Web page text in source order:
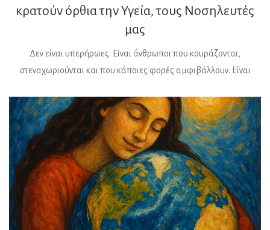
κρατούν όρθια την Υγεία, τους Νοσηλευτές
μας
Δεν είναι υπερήρωες. Είναι άνθρωποι που κουράζονται,
στεναχωριούνται και που κάποιες φορές αμφιβάλλουν. Είναι
σηκώνονται, φορούν τη στολή τους και μπαίνουν σε έναν χώρο
όπου η ζωή συναντά τον πόνο, η ελπίδα τον φόβο και η δύναμη το
απόλυτο όριο. Αυτοί είναι οι νοσηλευτές […]